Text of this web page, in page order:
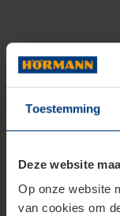
Toestemming
Deze website
Op onze website
van cookies om